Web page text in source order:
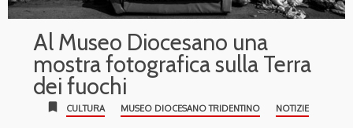
Al Museo Diocesano una
mostra fotografica sulla Terra
dei fuochi
bookmark CULTURA MUSEO DIOCESANO TRIDENTINO NOTIZIE